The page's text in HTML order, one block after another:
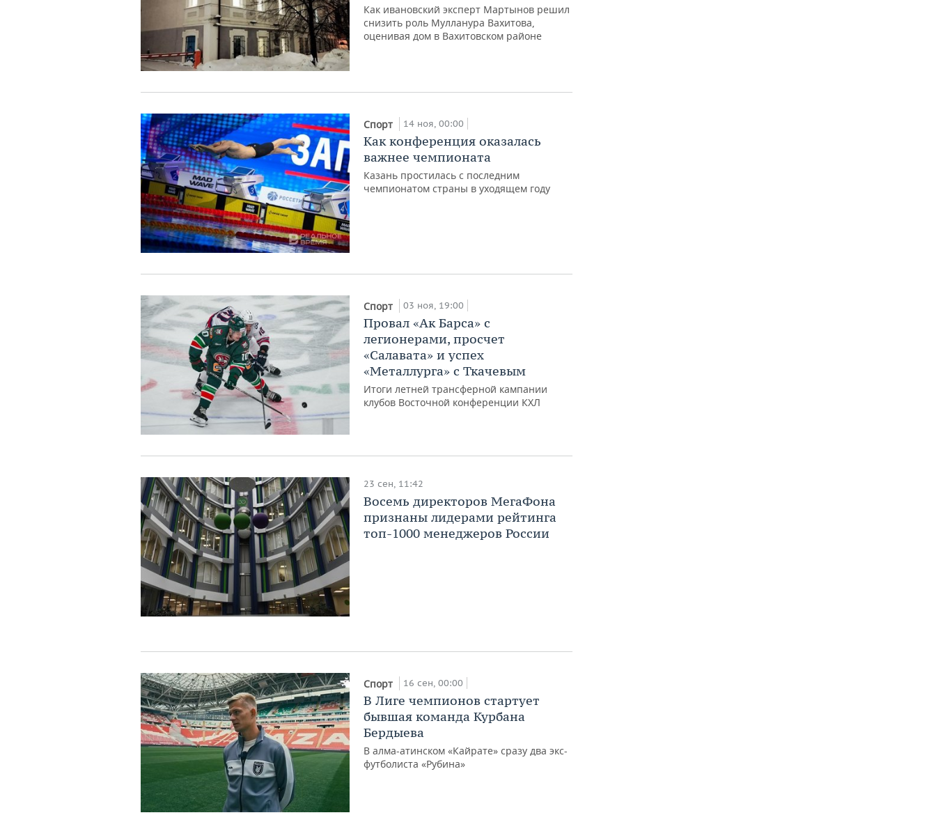
Как ивановский эксперт Мартынов решил
снизить роль Мулланура Вахитова,
оценивая дом в Вахитовском районе
Спорт 14 ноя, 00:00
Как конференция оказалась
важнее чемпионата
Казань простилась с последним
чемпионатом страны в уходящем году
Спорт 03 ноя, 19:00
Провал «Ак Барса» с
легионерами, просчет
«Салавата» и успех
«Металлурга» с Ткачевым
Итоги летней трансферной кампании
клубов Восточной конференции КХЛ
23 сен, 11:42
Восемь директоров МегаФона
признаны лидерами рейтинга
топ-1000 менеджеров России
Спорт 16 сен, 00:00
В Лиге чемпионов стартует
бывшая команда Курбана
Бердыева
В алма-атинском «Кайрате» сразу два экс-
футболиста «Рубина»